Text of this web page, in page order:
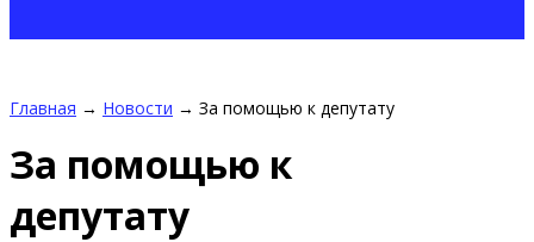
Главная → Новости → За помощью к депутату
За помощью к
депутату